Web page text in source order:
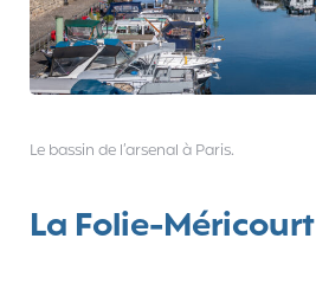
Le bassin de l’arsenal à Paris.
La Folie-Méricourt